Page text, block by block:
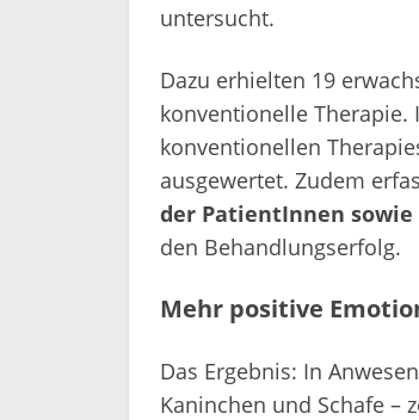
untersucht.
Dazu erhielten 19
konventionelle Therapie.
konventionellen
ausgewertet. Zudem
der PatientInnen
den Behandlungserfolg.
Mehr positive
Das Ergebnis: In
Kaninchen und Schafe –